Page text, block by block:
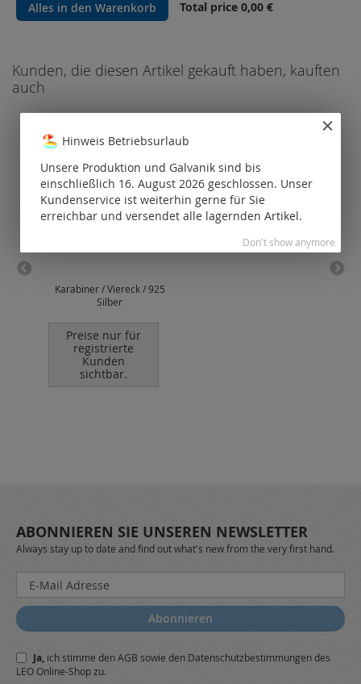
Alles in den Warenkorb Total price 0,00 €
Kunden, die diesen Artikel gekauft haben, kauften
auch
Karabiner / Viereck / 925
Silber
Preise nur für
registrierte
Kunden
sichtbar.
ABONNIEREN SIE UNSEREN NEWSLETTER
Always stay up to date and find out what's new from the very first hand.
Melden
Sie
sich
für
Newsletter
a:
Abonnieren
Ja, ich stimme denAGB sowie den Datenschutzbestimmungendes
LEO Online-Shop zu.
Hinweis Betriebsurlaub
Unsere Produktion und Galvanik sind bis
einschließlich 16. August 2026 geschlossen. Unser
Kundenservice ist weiterhin gerne für Sie
erreichbar und versendet alle lagernden Artikel.
Don't show anymore